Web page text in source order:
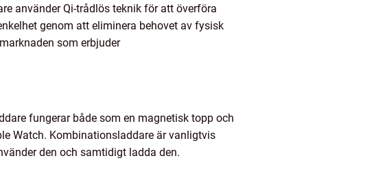
använder Qi-trådlös teknik för att överföra
genom att eliminera behovet av fysisk
som erbjuder
fungerar både som en magnetisk topp och
Watch. Kombinationsladdare är vanligtvis
den och samtidigt ladda den.